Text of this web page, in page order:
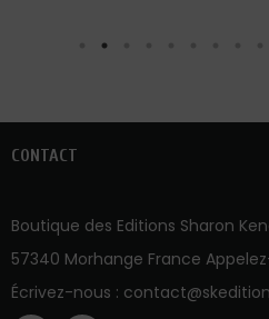
CONTACT
Boutique des Editions Sharon
57340 Morhange France
Écrivez-nous :